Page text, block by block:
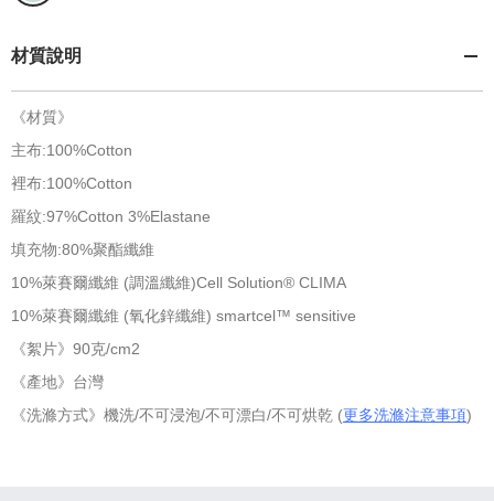
材質說明
《材質》
主布:100%Cotton
裡布:100%Cotton
羅紋:97%Cotton 3%Elastane
填充物:80%聚酯纖維
10%萊賽爾纖維 (調溫纖維)Cell Solution® CLIMA
10%萊賽爾纖維 (氧化鋅纖維) smartcel™ sensitive
《絮片》90克/cm2
《產地》台灣
《洗滌方式》機洗/不可浸泡/不可漂白/不可烘乾 (更多洗滌注意事項)